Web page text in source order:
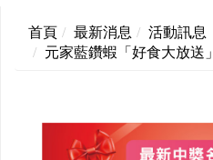
首頁 最新消息
活動訊息
元家藍鑽蝦「好食大放送」